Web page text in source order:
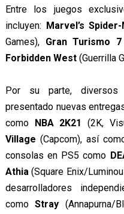
Entre los juegos
incluyen: Marvel’s
Games), Gran Turismo 7
Forbidden West(Guerrilla
Por su parte, diversos
presentado nuevas
como NBA 2K21 (2K,
Village (Capcom), así
consolas en PS5 como
Athia(Square Enix/
desarrolladores
comoStray (Annapurna/